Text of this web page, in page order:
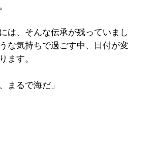
は、そんな伝承が残っていまし
な気持ちで過ごす中、日付が変
ます。
まるで海だ」